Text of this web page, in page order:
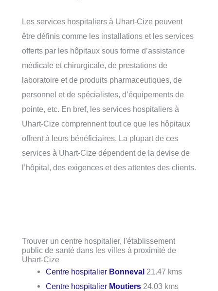
Les services hospitaliers à Uhart-Cize peuvent
être définis comme les installations et les services
offerts par les hôpitaux sous forme d’assistance
médicale et chirurgicale, de prestations de
laboratoire et de produits pharmaceutiques, de
personnel et de spécialistes, d’équipements de
pointe, etc. En bref, les services hospitaliers à
Uhart-Cize comprennent tout ce que les hôpitaux
offrent à leurs bénéficiaires. La plupart de ces
services à Uhart-Cize dépendent de la devise de
l’hôpital, des exigences et des attentes des clients.
Trouver un centre hospitalier, l'établissement
public de santé dans les villes à proximité de
Uhart-Cize
Centre hospitalier Bonneval 21.47 kms
Centre hospitalier Moutiers 24.03 kms